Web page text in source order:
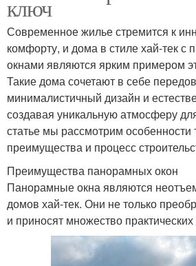
ключ
Современное жилье стремится к
комфорту, и дома в стиле хай-тек с
окнами являются ярким примером
Такие дома сочетают в себе
минималистичный дизайн и
создавая уникальную атмосферу
статье мы рассмотрим особенности
преимущества и процесс
Преимущества панорамных окон
Панорамные окна являются
домов хай-тек. Они не только
и приносят множество